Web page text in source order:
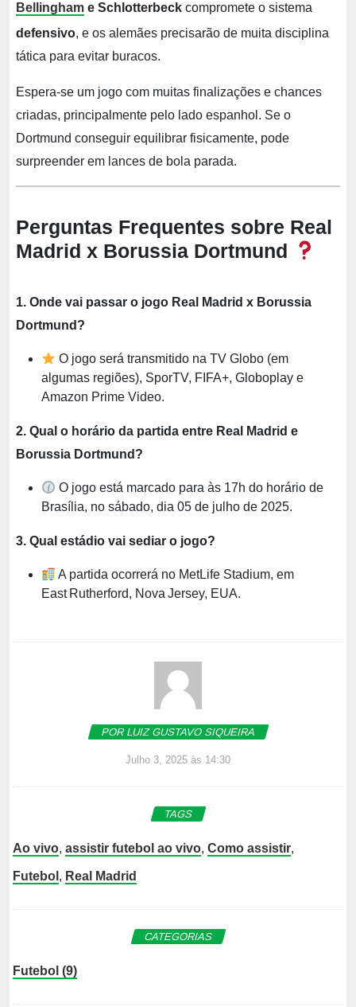
Bellingham e Schlotterbeck compromete o sistema
defensivo, e os alemães precisarão de muita disciplina
tática para evitar buracos.
Espera-se um jogo com muitas finalizações e chances
criadas, principalmente pelo lado espanhol. Se o
Dortmund conseguir equilibrar fisicamente, pode
surpreender em lances de bola parada.
Perguntas Frequentes sobre Real
Madrid x Borussia Dortmund
1. Onde vai passar o jogo Real Madrid x Borussia
Dortmund?
O jogo será transmitido na TV Globo (em
algumas regiões), SporTV, FIFA+, Globoplay e
Amazon Prime Video.
2. Qual o horário da partida entre Real Madrid e
Borussia Dortmund?
O jogo está marcado para às 17h do horário de
Brasília, no sábado, dia 05 de julho de 2025.
3. Qual estádio vai sediar o jogo?
A partida ocorrerá no MetLife Stadium, em
East Rutherford, Nova Jersey, EUA.
POR LUIZ GUSTAVO SIQUEIRA
Julho 3, 2025 às 14:30
TAGS
Ao vivo, assistir futebol ao vivo, Como assistir,
Futebol , Real Madrid
CATEGORIAS
Futebol (9)